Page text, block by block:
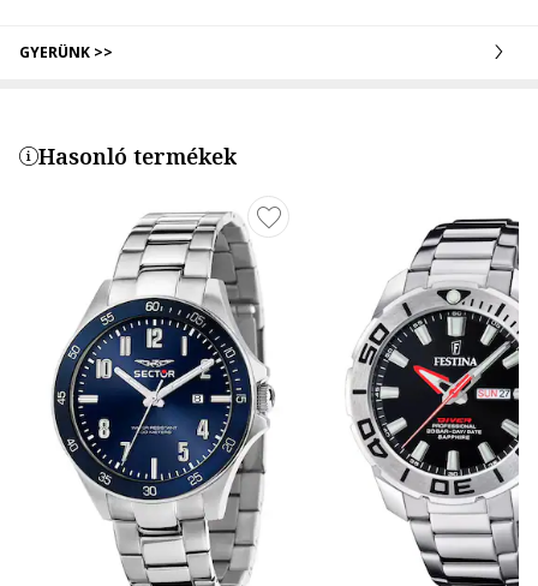
GYERÜNK >>
Hasonló termékek